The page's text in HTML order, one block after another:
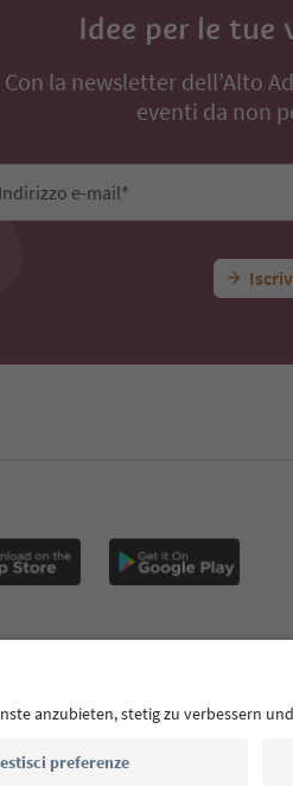
Idee per le tue
Con la newsletter dell’Alto
eventi da non
Indirizzo e-mail*